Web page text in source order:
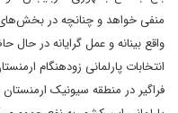
منفی خواهد و چنانچه در
واقع بینانه و عمل گرایانه در
فراگیر در منطقه سیونیک